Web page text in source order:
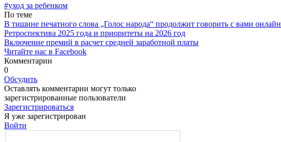
#уход за ребенком
По теме
В тишине печатного слова „Голос народа“ продолжит говорить с вами онлайн
Ретроспектива 2025 года и приоритеты на 2026 год
Включение премий в расчет средней заработной платы
Читайте нас в Facebook
Комментарии
0
Обсудить
Оставлять комментарии могут только
зарегистрированные пользователи
Зарегистрироваться
Я уже зарегистрирован
Войти